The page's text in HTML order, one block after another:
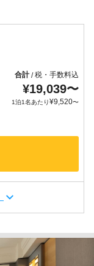
合計/税・手数料込
¥19,039〜
1泊1名あたり¥9,520〜